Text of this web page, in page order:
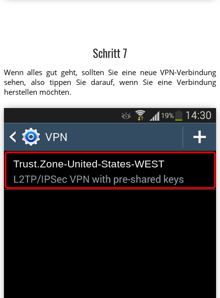
Schritt 7
Wenn alles gut geht, sollten Sie eine neue VPN-Verbindung
sehen, also tippen Sie darauf, wenn Sie eine Verbindung
herstellen möchten.
Trust.Zone-United-States-WEST